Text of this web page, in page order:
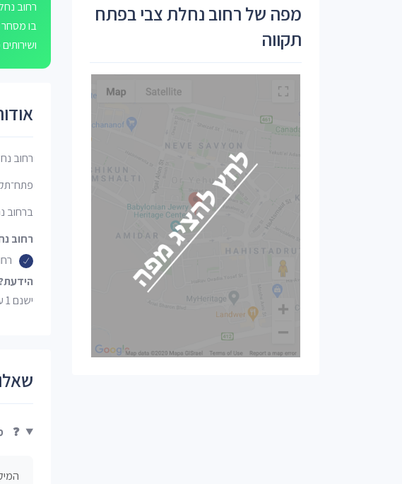
בו
רחוב
ברחוב נחלת צבי
רחוב
הידעת?
ישנם 1 ערים לבהן ישנו רחוב בשם נחלת צבי:
❓
מפה של רחוב נחלת צבי בפתח
תקווה